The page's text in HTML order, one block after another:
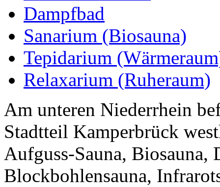
Dampfbad
Sanarium (Biosauna)
Tepidarium
Relaxarium (Ruheraum)
Am unteren Niederrhein
Stadtteil Kamperbrück
Aufguss-Sauna, Biosauna,
Blockbohlensauna,